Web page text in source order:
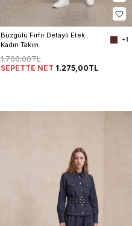
Büzgülü Fırfır Detaylı Etek
Kadın Takım
+1
1.700,00TL
SEPETTE NET 1.275,00TL